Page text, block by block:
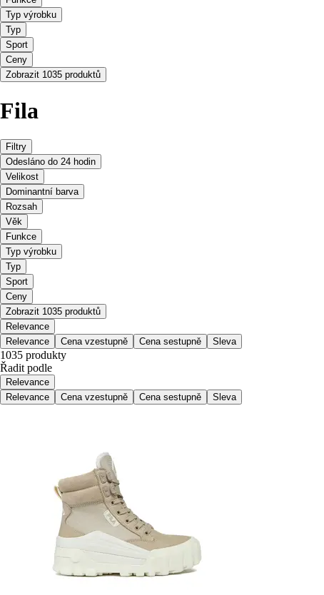
Typ výrobku
Typ
Sport
Ceny
Zobrazit 1035 produktů
Fila
Filtry
Odesláno do 24 hodin
Velikost
Dominantní barva
Rozsah
Věk
Funkce
Typ výrobku
Typ
Sport
Ceny
Zobrazit 1035 produktů
Relevance
Relevance
Cena vzestupně Cena sestupně Sleva
1035 produkty
Řadit podle
Relevance
Relevance
Cena vzestupně Cena sestupně Sleva